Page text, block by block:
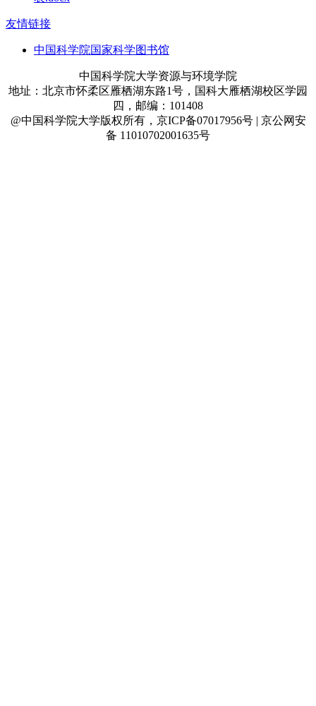
友情链接
中国科学院国家科学图书馆
中国科学院大学资源与环境学院
地址：北京市怀柔区雁栖湖东路1号，国科大雁栖湖校区学园
四，邮编：101408
@中国科学院大学版权所有，京ICP备07017956号 | 京公网安
备 11010702001635号